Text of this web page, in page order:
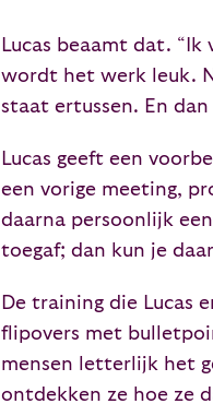
Lucas beaamt dat.
wordt het werk leuk.
staat ertussen. En
Lucas geeft een
een vorige meeting,
daarna persoonlijk
toegaf; dan kun je
De training die Lucas
flipovers met
mensen letterlijk het
ontdekken ze hoe ze